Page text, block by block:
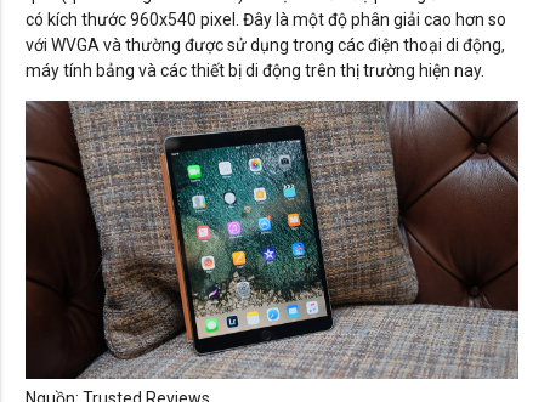
có kích thước 960x540 pixel. Đây là một độ phân giải cao hơn so
với WVGA và thường được sử dụng trong các điện thoại di động,
máy tính bảng và các thiết bị di động trên thị trường hiện nay.
Nguồn: Trusted Reviews